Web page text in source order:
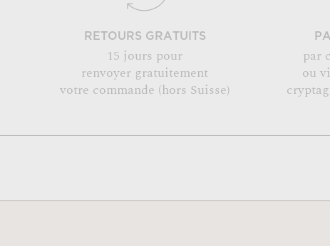
RETOURS GRATUITS
15 jours pour
renvoyer gratuitement
votre commande (hors Suisse)
par
ou